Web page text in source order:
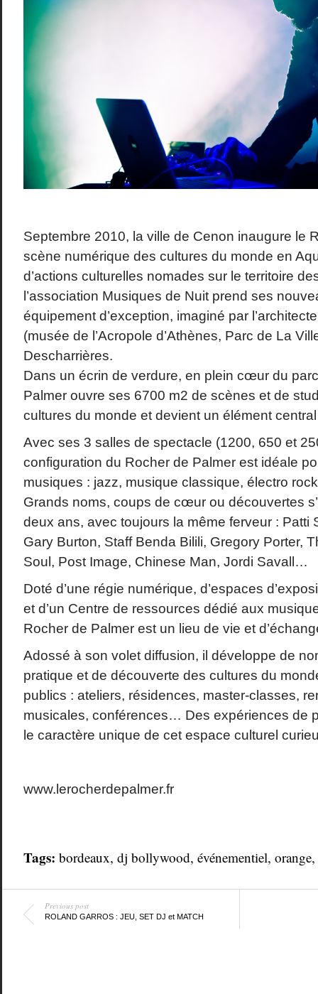
Septembre 2010, la ville de Cenon inaugure le
scène numérique des cultures du monde en
d’actions culturelles nomades sur le territoire
l’association Musiques de Nuit prend ses
équipement d’exception, imaginé par
(musée de l’Acropole d’Athènes, Parc de La
Descharrières.
Dans un écrin de verdure, en plein cœur du
Palmer ouvre ses 6700 m2 de scènes et de
cultures du monde et devient un élément
Avec ses 3 salles de spectacle (1200, 650 et
configuration du Rocher de Palmer est idéale
musiques : jazz, musique classique, électro
Grands noms, coups de cœur ou découvertes
deux ans, avec toujours la même ferveur : Patti
Gary Burton, Staff Benda Bilili, Gregory Porter,
Soul, Post Image, Chinese Man, Jordi Savall…
Doté d’une régie numérique, d’espaces
et d’un Centre de ressources dédié aux
Rocher de Palmer est un lieu de vie et
Adossé à son volet diffusion, il développe de
pratique et de découverte des cultures du
publics : ateliers, résidences, master-classes,
musicales, conférences… Des expériences de
le caractère unique de cet espace culturel
www.lerocherdepalmer.fr
Tags: bordeaux, dj bollywood, événementiel, orange,
Previous post
ROLAND GARROS : JEU, SET DJ et MATCH